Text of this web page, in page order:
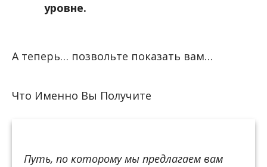
уровне.
А теперь… позвольте показать вам…
Что Именно Вы Получите
Путь, по которому мы предлагаем вам